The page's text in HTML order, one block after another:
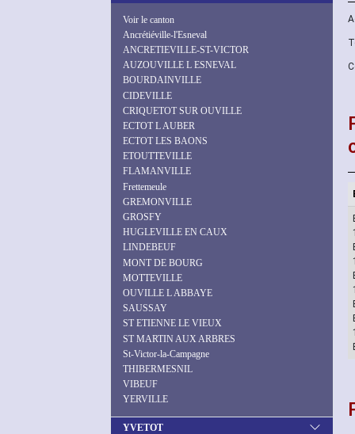
Voir le canton
Ancrétiéville-l'Esneval
ANCRETIEVILLE-ST-VICTOR
AUZOUVILLE L ESNEVAL
BOURDAINVILLE
CIDEVILLE
CRIQUETOT SUR OUVILLE
ECTOT L AUBER
ECTOT LES BAONS
ETOUTTEVILLE
FLAMANVILLE
Frettemeule
GREMONVILLE
GROSFY
HUGLEVILLE EN CAUX
LINDEBEUF
MONT DE BOURG
MOTTEVILLE
OUVILLE L ABBAYE
SAUSSAY
ST ETIENNE LE VIEUX
ST MARTIN AUX ARBRES
St-Victor-la-Campagne
THIBERMESNIL
VIBEUF
YERVILLE
YVETOT